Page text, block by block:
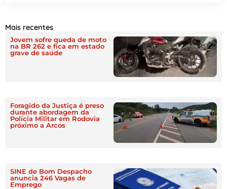
Mais recentes
Jovem sofre queda de moto
na BR 262 e fica em estado
grave de saúde
Foragido da Justiça é preso
durante abordagem da
Polícia Militar em Rodovia
próximo a Arcos
SINE de Bom Despacho
anuncia 246 Vagas de
Emprego